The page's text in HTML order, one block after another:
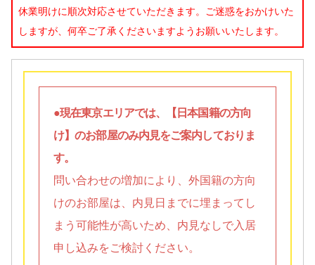
休業明けに順次対応させていただきます。ご迷惑をおかけいた
しますが、何卒ご了承くださいますようお願いいたします。
●現在東京エリアでは、【日本国籍の方向
け】のお部屋のみ内見をご案内しておりま
す。
問い合わせの増加により、外国籍の方向
けのお部屋は、内見日までに埋まってし
まう可能性が高いため、内見なしで入居
申し込みをご検討ください。